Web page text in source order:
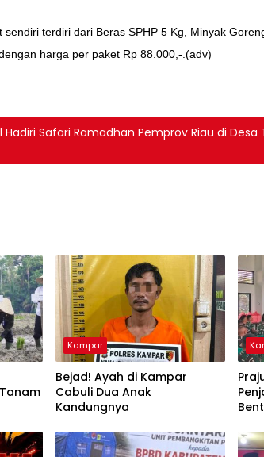
sendiri terdiri dari Beras SPHP 5 Kg, Minyak
harga per paket Rp 88.000,-.(adv)
Hadiri Safari Ramadhan Pemprov Riau di Desa
Kampar
Bejad! Ayah di Kampar
Cabuli Dua Anak
Kandungnya